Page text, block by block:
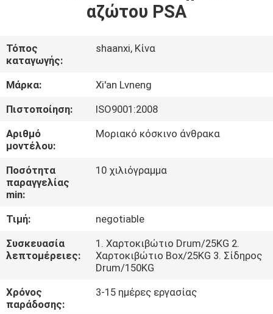
ΕΚΠΟΜΠΉ
VR
ΣΧΕΤΙΚΆ
ΜΕ
ΕΜΆΣ
ΞΕΝΆΓΗΣΗ
ΕΡΓΟΣΤΆΣΙΟ
ΠΟΙΟΤΙΚΌΣ
ΈΛΕΓΧΟΣ
αζώτου PSA
Τόπος
καταγωγής:
shaanxi, Κίνα
Μάρκα:
Xi'an Lvneng
Πιστοποίηση:
ISO9001:2008
Αριθμό
μοντέλου:
Μοριακό κόσκινο άνθρακα
Ποσότητα
παραγγελίας
min:
10 χιλιόγραμμα
Τιμή:
negotiable
Συσκευασία
λεπτομέρειες:
1. Χαρτοκιβώτιο Drum/25KG 2.
Χαρτοκιβώτιο Box/25KG 3. Σίδηρος
Drum/150KG
Χρόνος
παράδοσης:
3-15 ημέρες εργασίας